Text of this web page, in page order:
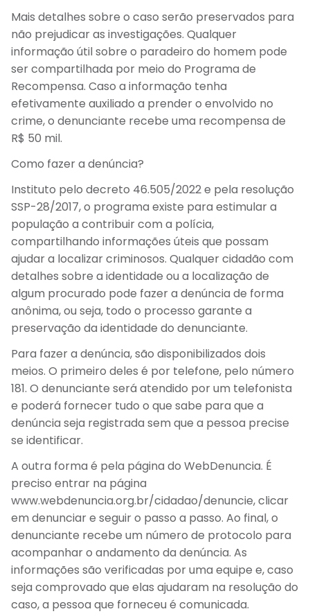
Mais detalhes sobre o caso serão preservados para
não prejudicar as investigações. Qualquer
informação útil sobre o paradeiro do homem pode
ser compartilhada por meio do Programa de
Recompensa. Caso a informação tenha
efetivamente auxiliado a prender o envolvido no
crime, o denunciante recebe uma recompensa de
R$ 50 mil.
Como fazer a denúncia?
Instituto pelo decreto 46.505/2022 e pela resolução
SSP-28/2017, o programa existe para estimular a
população a contribuir com a polícia,
compartilhando informações úteis que possam
ajudar a localizar criminosos. Qualquer cidadão com
detalhes sobre a identidade ou a localização de
algum procurado pode fazer a denúncia de forma
anônima, ou seja, todo o processo garante a
preservação da identidade do denunciante.
Para fazer a denúncia, são disponibilizados dois
meios. O primeiro deles é por telefone, pelo número
181. O denunciante será atendido por um telefonista
e poderá fornecer tudo o que sabe para que a
denúncia seja registrada sem que a pessoa precise
se identificar.
A outra forma é pela página do WebDenuncia. É
preciso entrar na página
www.webdenuncia.org.br/cidadao/denuncie, clicar
em denunciar e seguir o passo a passo. Ao final, o
denunciante recebe um número de protocolo para
acompanhar o andamento da denúncia. As
informações são verificadas por uma equipe e, caso
seja comprovado que elas ajudaram na resolução do
caso, a pessoa que forneceu é comunicada.